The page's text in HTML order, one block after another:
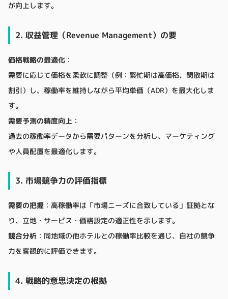
が向上します。
2. 収益管理（Revenue Management）の要
価格戦略の最適化 ：
需要に応じて価格を柔軟に調整（例：繁忙期は高価格、閑散期は
割引）し、稼働率を維持しながら平均単価（ADR）を最大化しま
す。
需要予測の精度向上 ：
過去の稼働率データから需要パターンを分析し、マーケティング
や人員配置を最適化します。
3. 市場競争力の評価指標
需要の把握 ：高稼働率は「市場ニーズに合致している」証拠とな
り、立地・サービス・価格設定の適正性を示します。
競合分析 ：同地域の他ホテルとの稼働率比較を通じ、自社の競争
力を客観的に評価できます。
4. 戦略的意思決定の根拠